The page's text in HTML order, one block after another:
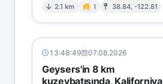
2.1 km I 38.84, -122.81
13:48:49 07.08.2026
Geysers'in 8 km
kuzeybatısında, Kaliforniya